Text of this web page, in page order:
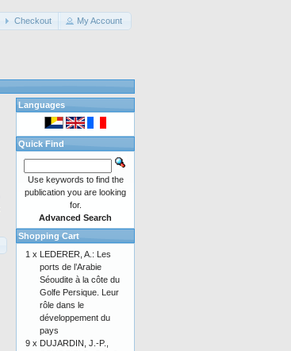
Checkout My Account
Languages
Quick Find
Use keywords to find the
publication you are looking
for.
Advanced Search
Shopping Cart
1 x LEDERER, A.: Les
ports de l’Arabie
Séoudite à la côte du
Golfe Persique. Leur
rôle dans le
développement du
pays
9 x DUJARDIN, J.-P.,